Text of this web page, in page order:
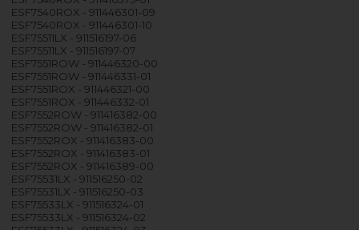
ESF7540ROX - 911446301-09
ESF7540ROX - 911446301-10
ESF75511LX - 911516197-06
ESF75511LX - 911516197-07
ESF7551ROW - 911446320-00
ESF7551ROW - 911446331-01
ESF7551ROX - 911446321-00
ESF7551ROX - 911446332-01
ESF7552ROW - 911416382-00
ESF7552ROW - 911416382-01
ESF7552ROX - 911416383-00
ESF7552ROX - 911416383-01
ESF7552ROX - 911416389-00
ESF75531LX - 911516250-02
ESF75531LX - 911516250-03
ESF75533LX - 911516324-01
ESF75533LX - 911516324-02